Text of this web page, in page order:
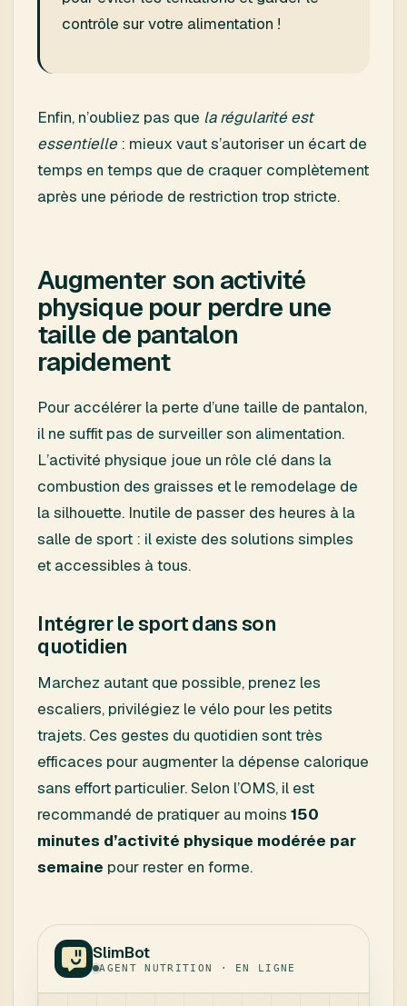
contrôle sur votre alimentation !
Enfin, n’oubliez pas que la régularité est
essentielle : mieux vaut s’autoriser un écart de
temps en temps que de craquer complètement
après une période de restriction trop stricte.
Augmenter son activité
physique pour perdre une
taille de pantalon
rapidement
Pour accélérer la perte d’une taille de pantalon,
il ne suffit pas de surveiller son alimentation.
L’activité physique joue un rôle clé dans la
combustion des graisses et le remodelage de
la silhouette. Inutile de passer des heures à la
salle de sport : il existe des solutions simples
et accessibles à tous.
Intégrer le sport dans son
quotidien
Marchez autant que possible, prenez les
escaliers, privilégiez le vélo pour les petits
trajets. Ces gestes du quotidien sont très
efficaces pour augmenter la dépense calorique
sans effort particulier. Selon l’OMS, il est
recommandé de pratiquer au moins150
minutes d’activité physique modérée par
semaine pour rester en forme.